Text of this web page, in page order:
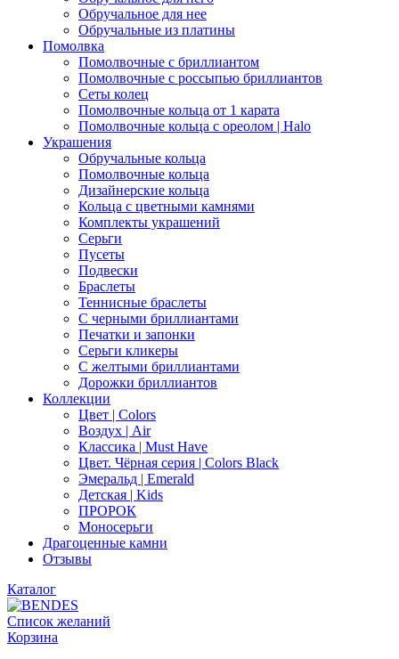
Обручальное для нее
Обручальные из платины
Помолвка
Помолвочные с бриллиантом
Помолвочные с россыпью бриллиантов
Сеты колец
Помолвочные кольца от 1 карата
Помолвочные кольца с ореолом | Halo
Украшения
Обручальные кольца
Помолвочные кольца
Дизайнерские кольца
Кольца с цветными камнями
Комплекты украшений
Серьги
Пусеты
Подвески
Браслеты
Теннисные браслеты
C черными бриллиантами
Печатки и запонки
Серьги кликеры
С желтыми бриллиантами
Дорожки бриллиантов
Коллекции
Цвет | Colors
Воздух | Air
Классика | Must Have
Цвет. Чёрная серия | Colors Black
Эмеральд | Emerald
Детская | Kids
ПРОРОК
Моносерьги
Драгоценные камни
Отзывы
Каталог
Список желаний
Корзина